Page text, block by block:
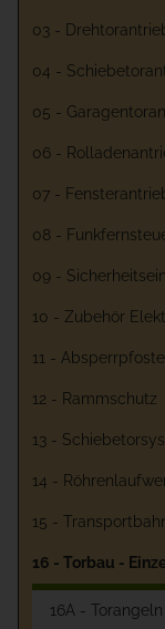
03 -
04 -
05 -
06 -
07 -
08 -
09 -
10 - Zubehör
11 -
12 - Rammschutz
13 -
14 -
15 -
16 - Torbau -
16A - Torangeln